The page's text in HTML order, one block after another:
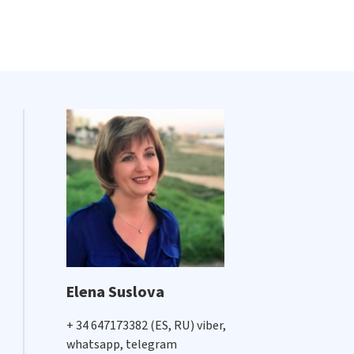
Elena Suslova
+ 34 647173382 (ES, RU) viber,
whatsapp, telegram